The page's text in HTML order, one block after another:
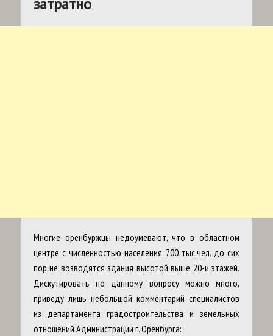
затратно
Многие оренбуржцы недоумевают, что в областном
центре с численностью населения 700 тыс.чел. до сих
пор не возводятся здания высотой выше 20-и этажей.
Дискутировать по данному вопросу можно много,
приведу лишь небольшой комментарий специалистов
из департамента градостроительства и земельных
отношений Администрации г. Оренбурга: